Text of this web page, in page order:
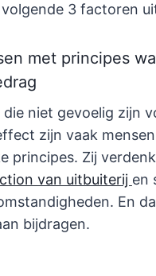
3 factoren
met principes
die niet gevoelig zijn
zijn vaak
principes. Zij
van uitbuiterij en
En
bijdragen.